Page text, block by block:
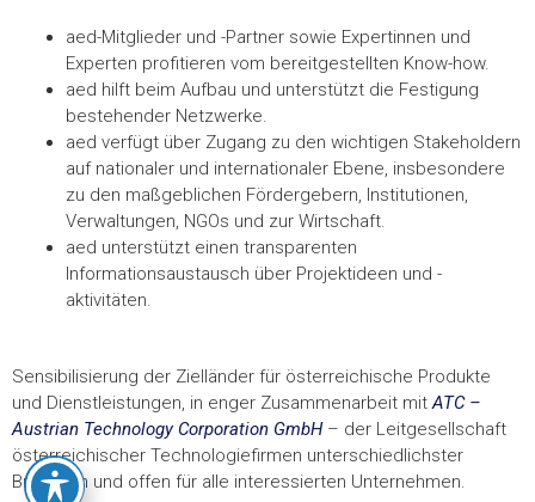
aed-Mitglieder und -Partner sowie Expertinnen und
Experten profitieren vom bereitgestellten Know-how.
aed hilft beim Aufbau und unterstützt die Festigung
bestehender Netzwerke.
aed verfügt über Zugang zu den wichtigen Stakeholdern
auf nationaler und internationaler Ebene, insbesondere
zu den maßgeblichen Fördergebern, Institutionen,
Verwaltungen, NGOs und zur Wirtschaft.
aed unterstützt einen transparenten
Informationsaustausch über Projektideen und -
aktivitäten.
Sensibilisierung der Zielländer für österreichische Produkte
und Dienstleistungen,​ in enger Zusammenarbeit mitATC –
Austrian Technology Corporation GmbH– der Leitgesellschaft
österreichischer Technologiefirmen unterschiedlichster
Branchen und offen für alle interessierten Unternehmen.